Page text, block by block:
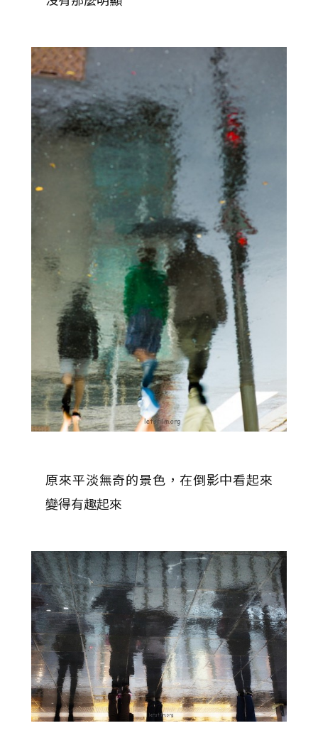
原來平淡無奇的景色，在倒影中看起來
變得有趣起來